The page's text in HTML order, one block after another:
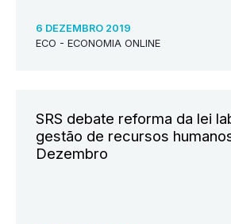
6 DEZEMBRO 2019
ECO - ECONOMIA ONLINE
SRS debate reforma da lei
gestão de recursos
Dezembro